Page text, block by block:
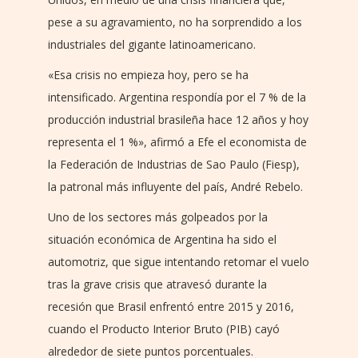
pese a su agravamiento, no ha sorprendido a los
industriales del gigante latinoamericano.
«Esa crisis no empieza hoy, pero se ha
intensificado. Argentina respondía por el 7 % de la
producción industrial brasileña hace 12 años y hoy
representa el 1 %», afirmó a Efe el economista de
la Federación de Industrias de Sao Paulo (Fiesp),
la patronal más influyente del país, André Rebelo.
Uno de los sectores más golpeados por la
situación económica de Argentina ha sido el
automotriz, que sigue intentando retomar el vuelo
tras la grave crisis que atravesó durante la
recesión que Brasil enfrentó entre 2015 y 2016,
cuando el Producto Interior Bruto (PIB) cayó
alrededor de siete puntos porcentuales.